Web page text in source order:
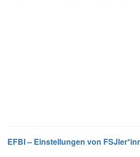
EFBI – Einstellungen von